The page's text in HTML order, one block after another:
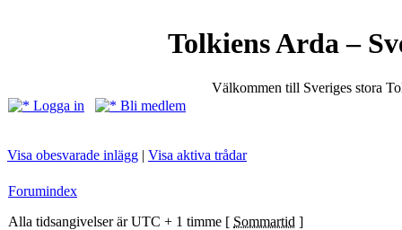
Tolkiens Arda –
Välkommen till Sveriges stora
Logga in
Bli medlem
Visa obesvarade inlägg | Visa aktiva trådar
Forumindex
Alla tidsangivelser är UTC + 1 timme [ Sommartid ]